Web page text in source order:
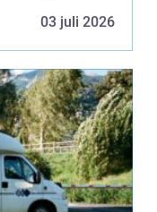
03 juli 2026